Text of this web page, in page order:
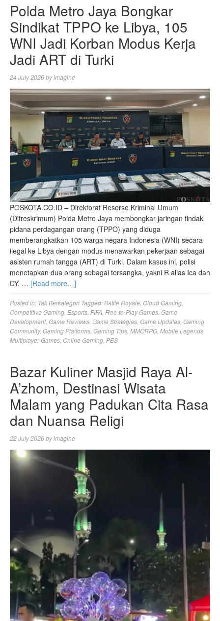
Polda Metro Jaya Bongkar
Sindikat TPPO ke Libya, 105
WNI Jadi Korban Modus Kerja
Jadi ART di Turki
24 July 2026byimagine
POSKOTA.CO.ID – Direktorat Reserse Kriminal Umum
(Ditreskrimum) Polda Metro Jaya membongkar jaringan tindak
pidana perdagangan orang (TPPO) yang diduga
memberangkatkan 105 warga negara Indonesia (WNI) secara
ilegal ke Libya dengan modus menawarkan pekerjaan sebagai
asisten rumah tangga (ART) di Turki. Dalam kasus ini, polisi
menetapkan dua orang sebagai tersangka, yakni R alias Ica dan
DY. … [Read more…]
Posted in: Tak Berkategori Tagged:Battle Royale Cloud Gaming
Competitive Gaming Esports FIFA Free-to-Play Games Game
Development, Game Reviews Game Strategies Game Updates Gaming
Community, Gaming Platforms Gaming Tips MMORPG Mobile Legends
Multiplayer Games Online Gaming PES
Bazar Kuliner Masjid Raya Al-
A’zhom, Destinasi Wisata
Malam yang Padukan Cita Rasa
dan Nuansa Religi
22 July 2026byimagine